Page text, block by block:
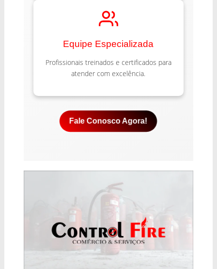
Equipe Especializada
Profissionais treinados e certificados para
atender com excelência.
Fale Conosco Agora!